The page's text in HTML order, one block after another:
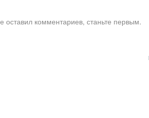
оставил комментариев, станьте первым.